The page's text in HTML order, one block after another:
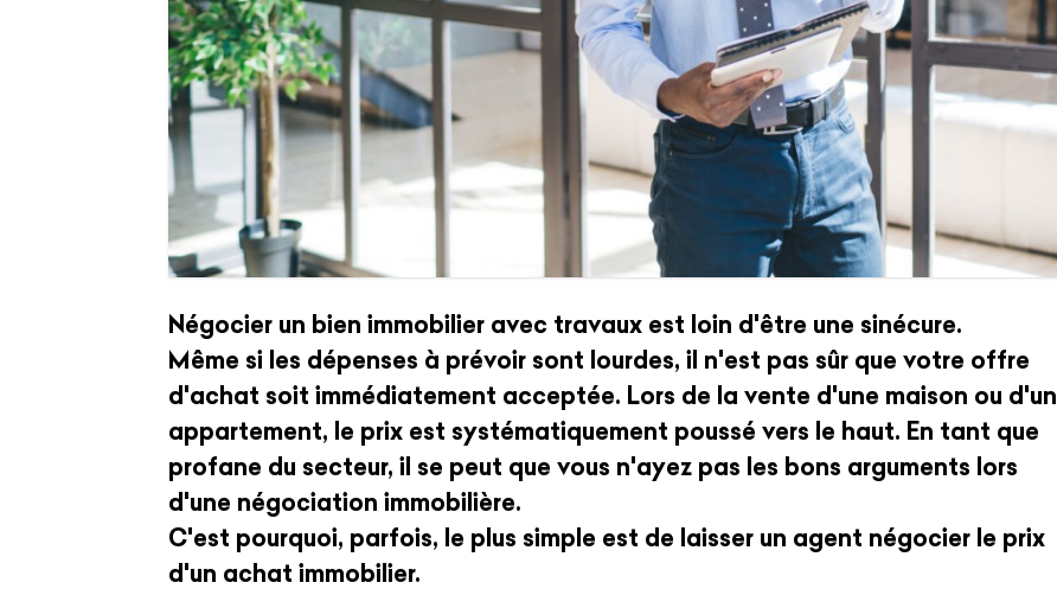
Négocier un bien immobilier avec travaux est loin d'être une sinécure.
Même si les dépenses à prévoir sont lourdes, il n'est pas sûr que votre offre
d'achat soit immédiatement acceptée. Lors de la vente d'une maison ou d'un
appartement, le prix est systématiquement poussé vers le haut. En tant que
profane du secteur, il se peut que vous n'ayez pas les bons arguments lors
d'une négociation immobilière.
C'est pourquoi, parfois, le plus simple est de laisser un agent négocier le prix
d'un achat immobilier.